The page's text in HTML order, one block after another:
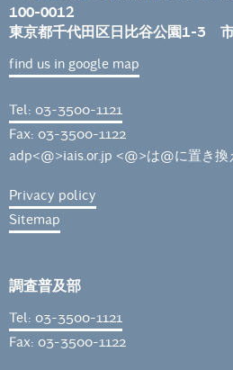
100-0012
東京都千代田区日比谷公園1-3
find us in google map
Tel: 03-3500-1121
Fax: 03-3500-1122
adp<@>iais.or.jp <@>は@に置き換
Privacy policy
Sitemap
調査普及部
Tel: 03-3500-1121
Fax: 03-3500-1122